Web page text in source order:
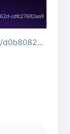
Источник: https://rutube.ru/video/d0b8082e320cd7914608ae429c3dc546/